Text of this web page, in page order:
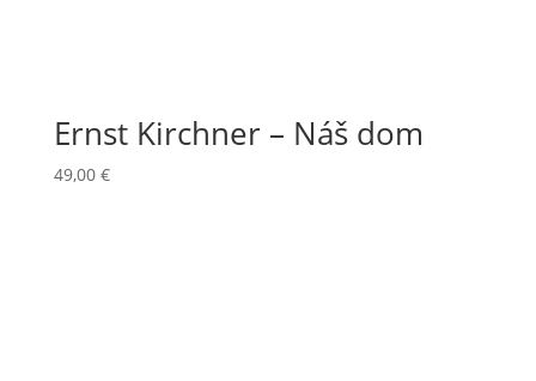
Ernst Kirchner – Náš dom
49,00 €